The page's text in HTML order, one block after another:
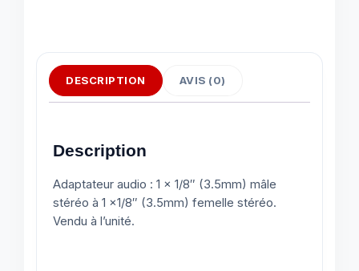
DESCRIPTION AVIS (0)
Description
Adaptateur audio : 1 x 1/8″ (3.5mm) mâle
stéréo à 1 x1/8″ (3.5mm) femelle stéréo.
Vendu à l’unité.